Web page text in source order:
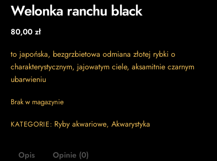
Welonka ranchu black
80,00zł
to japońska, bezgrzbietowa odmiana złotej rybki o
charakterystycznym, jajowatym ciele, aksamitnie czarnym
ubarwieniu
Brak w magazynie
KATEGORIE: Ryby akwariowe, Akwarystyka
Opis Opinie (0)